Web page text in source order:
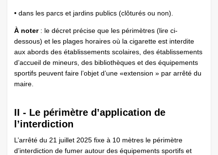
• dans les parcs et jardins publics (clôturés ou non).
À noter : le décret précise que les périmètres (lire ci-
dessous) et les plages horaires où la cigarette est interdite
aux abords des établissements scolaires, des établissements
d’accueil de mineurs, des bibliothèques et des équipements
sportifs peuvent faire l’objet d’une «extension » par arrêté du
maire.
II - Le périmètre d’application de
l’interdiction
L’arrêté du 21 juillet 2025 fixe à 10 mètres le périmètre
d’interdiction de fumer autour des équipements sportifs et